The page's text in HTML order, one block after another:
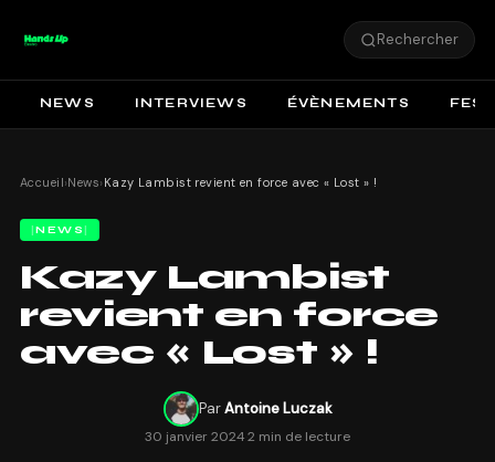
Rechercher
NEWS INTERVIEWS ÉVÈNEMENTS
Accueil›News› Kazy Lambist revient en force avec « Lost » !
NEWS
Kazy Lambist
revient en force
avec « Lost » !
ParAntoine Luczak
30 janvier 20242 min de lecture